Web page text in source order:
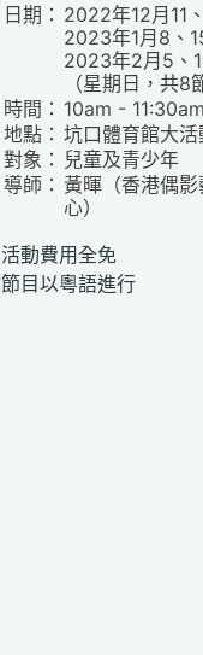
日期： 2022年12月11
2023年1月8、
2023年2月5、
（星期日，共8
時間： 10am - 11:30am
地點： 坑口體育館大活
對象： 兒童及青少年
導師： 黃暉（香港偶影
活動費用全免
節目以粵語進行